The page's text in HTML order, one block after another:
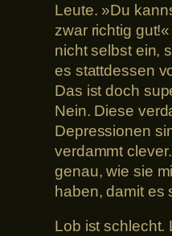
Leute. »Du
zwar richtig
nicht selbst ein,
es stattdessen
Das ist doch
Nein. Diese
Depressionen
verdammt
genau, wie sie
haben, damit es
Lob ist schlecht.